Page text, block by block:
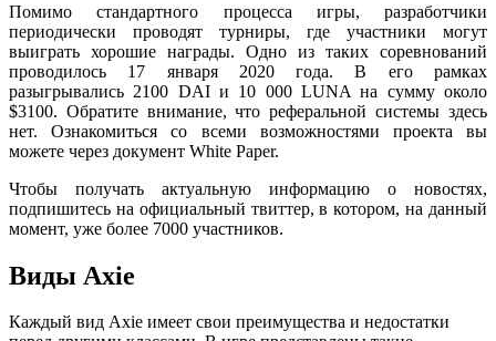
Помимо стандартного процесса игры, разработчики
периодически проводят турниры, где участники могут
выиграть хорошие награды. Одно из таких соревнований
проводилось 17 января 2020 года. В его рамках
разыгрывались 2100 DAI и 10 000 LUNA на сумму около
$3100. Обратите внимание, что реферальной системы здесь
нет. Ознакомиться со всеми возможностями проекта вы
можете через документ White Paper.
Чтобы получать актуальную информацию о новостях,
подпишитесь на официальный твиттер, в котором, на данный
момент, уже более 7000 участников.
Виды Axie
Каждый вид Axie имеет свои преимущества и недостатки